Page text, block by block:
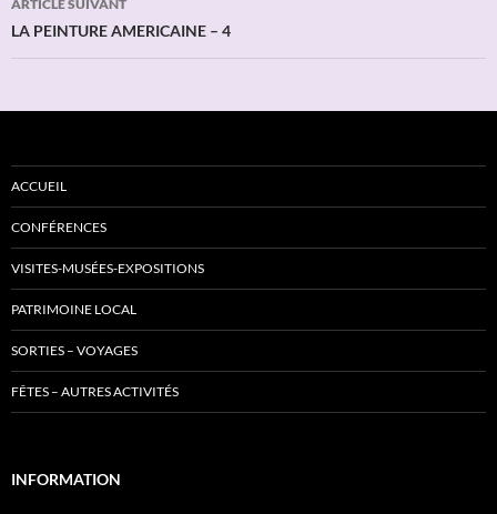
ARTICLE SUIVANT
LA PEINTURE AMERICAINE – 4
ACCUEIL
CONFÉRENCES
VISITES-MUSÉES-EXPOSITIONS
PATRIMOINE LOCAL
SORTIES – VOYAGES
FÊTES – AUTRES ACTIVITÉS
INFORMATION